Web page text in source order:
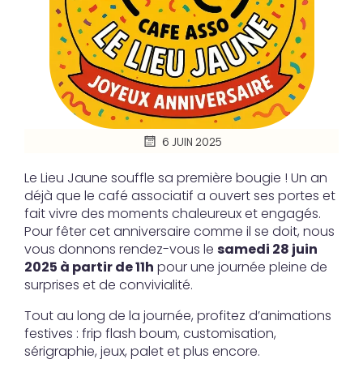
6 JUIN 2025
Le Lieu Jaune souffle sa première bougie ! Un an
déjà que le café associatif a ouvert ses portes et
fait vivre des moments chaleureux et engagés.
Pour fêter cet anniversaire comme il se doit, nous
vous donnons rendez-vous le samedi 28 juin
2025 à partir de 11h pour une journée pleine de
surprises et de convivialité.
Tout au long de la journée, profitez d’animations
festives : frip flash boum, customisation,
sérigraphie, jeux, palet et plus encore.